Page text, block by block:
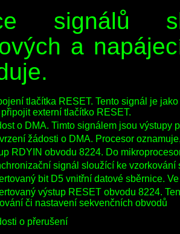
signálů
a
tlačítka RESET. Tento signál je
připojit externí tlačítko RESET.
o DMA. Timto signálem jsou výstupy
žádosti o DMA. Procesor
RDYIN obvodu 8224. Do
signál sloužící ke vzorkování
bit D5 vnitřní datové sběrnice.
výstup RESET obvodu 8224.
či nastavení sekvenčních obvodů
o přerušení